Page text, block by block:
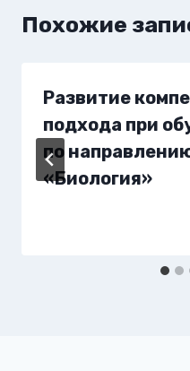
Похожие
Развитие
подхода при
по
«Биология»